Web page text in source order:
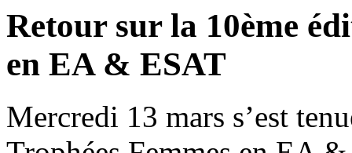
Retour sur la 10ème
en EA & ESAT
Mercredi 13 mars s’est